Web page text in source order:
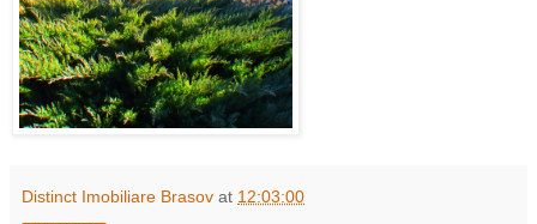
Distinct Imobiliare Brasov at 12:03:00